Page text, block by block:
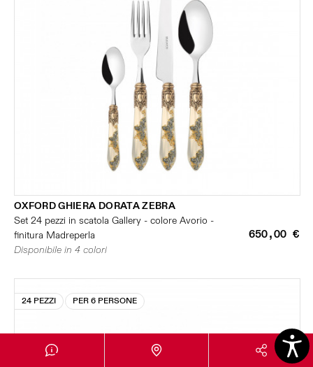
OXFORD GHIERA DORATA ZEBRA
Set 24 pezzi in scatola Gallery - colore Avorio -
finitura Madreperla
650,00 €
Disponibile in 4 colori
24 PEZZI PER 6 PERSONE